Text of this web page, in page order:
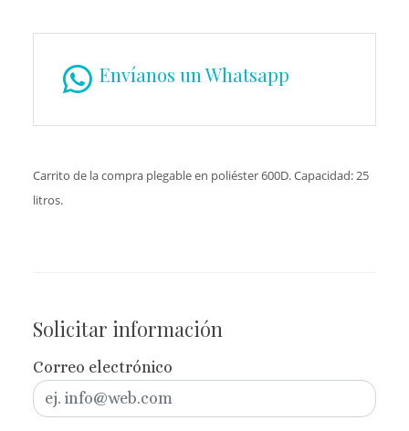
Envíanos un Whatsapp
Carrito de la compra plegable en poliéster 600D. Capacidad: 25
litros.
Solicitar información
Correo electrónico